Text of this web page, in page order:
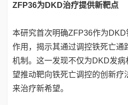
ZFP36为DKD治疗提供新靶点
本研究首次明确ZFP36作为
作用，揭示其通过调控铁死亡通
机制。这一发现不仅为DKD发
望推动靶向铁死亡调控的创新疗
来治疗新希望。